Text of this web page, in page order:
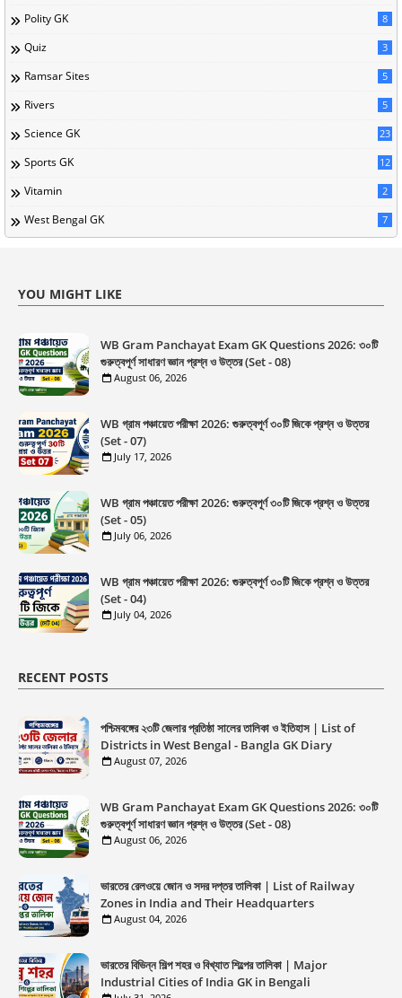
Polity GK 8
Quiz 3
Ramsar Sites 5
Rivers 5
Science GK 23
Sports GK 12
Vitamin 2
West Bengal GK 7
YOU MIGHT LIKE
WB Gram Panchayat Exam GK Questions 2026: ৩০টি
গুরুত্বপূর্ণ সাধারণ জ্ঞান প্রশ্ন ও উত্তর (Set - 08)
August 06, 2026
WB গ্রাম পঞ্চায়েত পরীক্ষা 2026: গুরুত্বপূর্ণ ৩০টি জিকে প্রশ্ন ও উত্তর
(Set - 07)
July 17, 2026
WB গ্রাম পঞ্চায়েত পরীক্ষা 2026: গুরুত্বপূর্ণ ৩০টি জিকে প্রশ্ন ও উত্তর
(Set - 05)
July 06, 2026
WB গ্রাম পঞ্চায়েত পরীক্ষা 2026: গুরুত্বপূর্ণ ৩০টি জিকে প্রশ্ন ও উত্তর
(Set - 04)
July 04, 2026
RECENT POSTS
পশ্চিমবঙ্গের ২৩টি জেলার প্রতিষ্ঠা সালের তালিকা ও ইতিহাস | List of
Districts in West Bengal - Bangla GK Diary
August 07, 2026
WB Gram Panchayat Exam GK Questions 2026: ৩০টি
গুরুত্বপূর্ণ সাধারণ জ্ঞান প্রশ্ন ও উত্তর (Set - 08)
August 06, 2026
ভারতের রেলওয়ে জোন ও সদর দপ্তর তালিকা | List of Railway
Zones in India and Their Headquarters
August 04, 2026
ভারতের বিভিন্ন শিল্প শহর ও বিখ্যাত শিল্পের তালিকা | Major
Industrial Cities of India GK in Bengali